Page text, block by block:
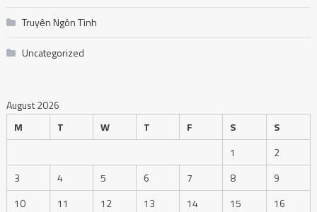
Truyện Ngôn Tình
Uncategorized
August 2026
M
T W T F S
S
1
2
3
4 5 6 7 8
9
10
11 12 13 14 15 16